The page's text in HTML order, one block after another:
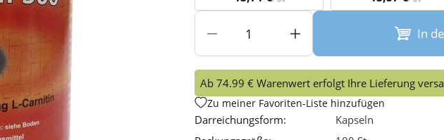
In
Ab 74.99 € Warenwert erfolgt Ihre Lieferung
Zu meiner Favoriten-Liste hinzufügen
Darreichungsform:
Kapseln